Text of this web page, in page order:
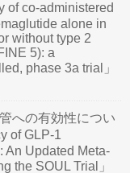
of co-administered
alone in
without type 2
5): a
phase 3a trial」
への有効性につい
of GLP-1
An Updated Meta-
the SOUL Trial」